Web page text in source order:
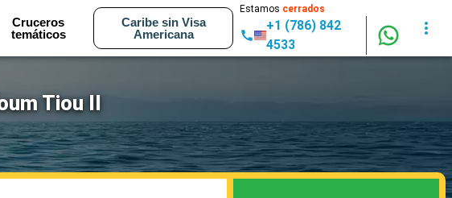
Cruceros
temáticos
Caribe sin Visa
Americana
Estamos cerrados
+1 (786) 842
4533
Tiou II